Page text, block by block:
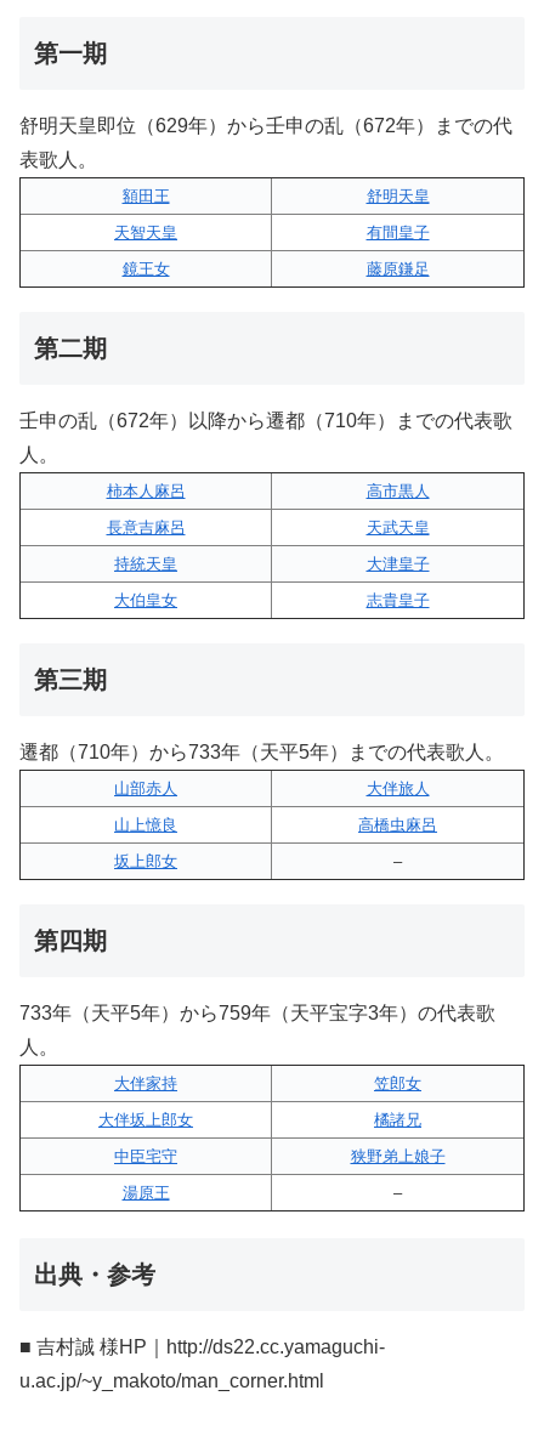
第一期
舒明天皇即位（629年）から壬申の乱（672年）までの代
表歌人。
額田王
舒明天皇
天智天皇
有間皇子
鏡王女
藤原鎌足
第二期
壬申の乱（672年）以降から遷都（710年）までの代表歌
人。
柿本人麻呂
高市黒人
長意吉麻呂
天武天皇
持統天皇
大津皇子
大伯皇女
志貴皇子
第三期
遷都（710年）から733年（天平5年）までの代表歌人。
山部赤人
大伴旅人
山上憶良
高橋虫麻呂
坂上郎女
–
第四期
733年（天平5年）から759年（天平宝字3年）の代表歌
人。
大伴家持
笠郎女
大伴坂上郎女
橘諸兄
中臣宅守
狭野弟上娘子
湯原王
–
出典・参考
■ 吉村誠 様HP｜http://ds22.cc.yamaguchi-
u.ac.jp/~y_makoto/man_corner.html